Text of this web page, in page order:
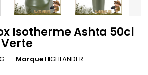
Isotherme Ashta 50cl
MarqueHIGHLANDER